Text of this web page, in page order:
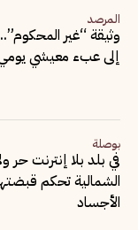
المرصد
وثيقة “غير
إلى عبء معيشي
بوصلة
في بلد بلا إنترنت حر
الشمالية تحكم
الأجساد